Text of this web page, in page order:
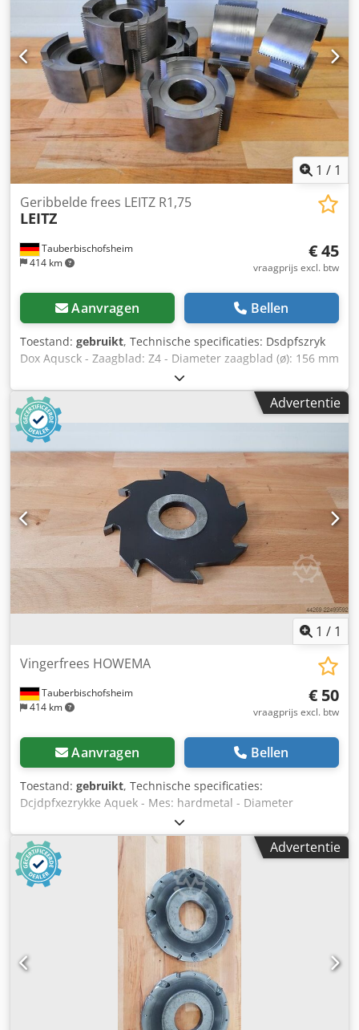
1 / 1
Tauberbischofsheim
414 km
Geribbelde frees LEITZ R1,75
LEITZ
€ 45
vraagprijs excl. btw
Aanvragen Bellen
Toestand: gebruikt, Technische specificaties: Dsdpfszryk
Dox Aqusck - Zaagblad: Z4 - Diameter zaagblad (ø): 156 mm
- Boorgat: 60 mm - Lengte: 78 mm - Materiaal: staal -
Beschikbaar: 1
Advertentie
1 / 1
Tauberbischofsheim
414 km
Vingerfrees HOWEMA
€ 50
vraagprijs excl. btw
Aanvragen Bellen
Toestand: gebruikt, Technische specificaties:
Dcjdpfxezrykke Aquek - Mes: hardmetal - Diameter
cirkelboog: 200 mm - Boorgat: 50 mm - Lengte: 12 mm -
Materiaal: staal
Advertentie